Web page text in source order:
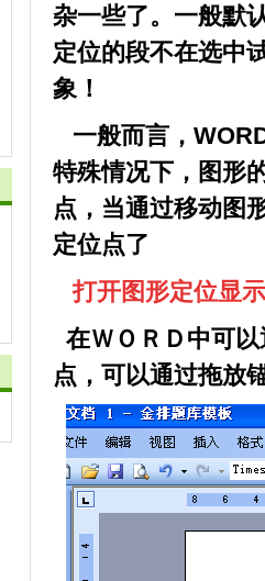
杂一些了。一般默
定位的段不在选中
象！
一般而言，
特殊情况下，图形
点，当通过移动图
定位点了
打开图形定位显
在ＷＯＲＤ中可
点，可以通过拖放